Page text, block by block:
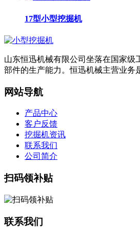
17型小型挖掘机
山东恒迅机械有限公司坐落在国家
部件的生产能力。恒迅机械主营业务
网站导航
产品中心
客户反馈
挖掘机资讯
联系我们
公司简介
扫码领补贴
联系我们